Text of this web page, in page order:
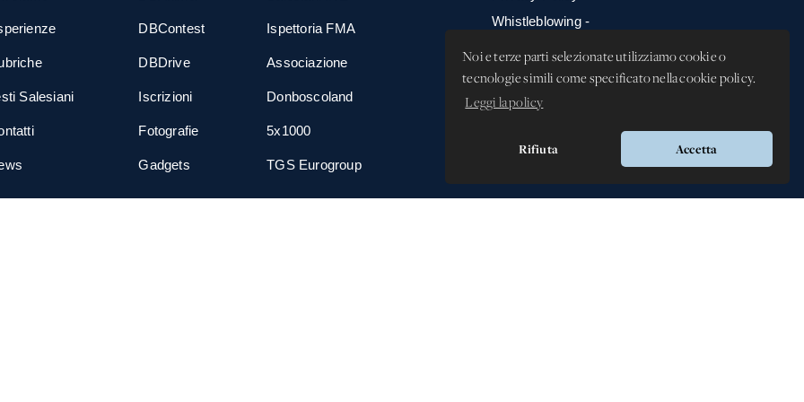
Noi e terze parti selezionate utilizziamo cookie o
tecnologie simili come specificato nella cookie policy.
Leggi la policy
Rifiuta Accetta
Salesiani
DBContest
DBDrive
Iscrizioni
Fotografie
Gadgets
Ispettoria FMA
Associazione
Donboscoland
5x1000
TGS Eurogroup
Whistleblowing -